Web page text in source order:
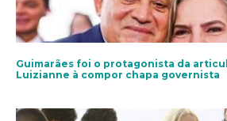
Guimarães foi o protagonista da
Luizianne à compor chapa governista